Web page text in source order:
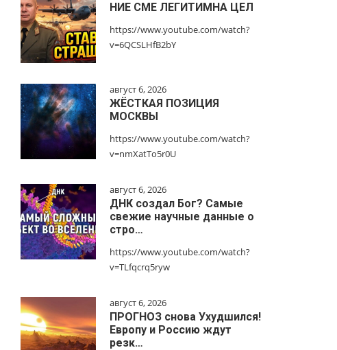
НИЕ СМЕ ЛЕГИТИМНА ЦЕЛ
https://www.youtube.com/watch?
v=6QCSLHfB2bY
август 6, 2026
ЖЁСТКАЯ ПОЗИЦИЯ
МОСКВЫ
https://www.youtube.com/watch?
v=nmXatTo5r0U
август 6, 2026
ДНК создал Бог? Самые
свежие научные данные о
стро…
https://www.youtube.com/watch?
v=TLfqcrq5ryw
август 6, 2026
ПРОГНОЗ снова Ухудшился!
Европу и Россию ждут
резк…